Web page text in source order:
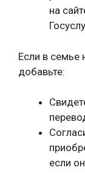
на
Если в семье
добавьте:
если